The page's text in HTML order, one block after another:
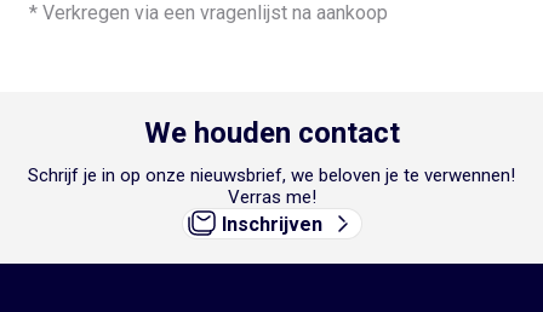
* Verkregen via een vragenlijst na aankoop
We houden contact
Schrijf je in op onze nieuwsbrief, we beloven je te verwennen!
Verras me!
Inschrijven